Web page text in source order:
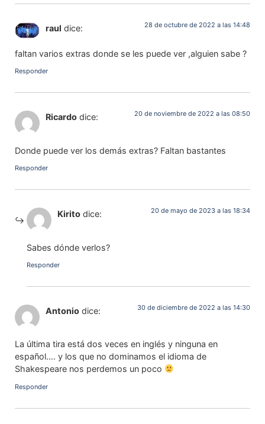
raul dice: 28 de octubre de 2022 a las 14:48
faltan varios extras donde se les puede ver ,alguien sabe ?
Responder
Ricardo dice: 20 de noviembre de 2022 a las 08:50
Donde puede ver los demás extras? Faltan bastantes
Responder
Kirito dice: 20 de mayo de 2023 a las 18:34
Sabes dónde verlos?
Responder
Antonio dice: 30 de diciembre de 2022 a las 14:30
La última tira está dos veces en inglés y ninguna en
español…. y los que no dominamos el idioma de
Shakespeare nos perdemos un poco
Responder